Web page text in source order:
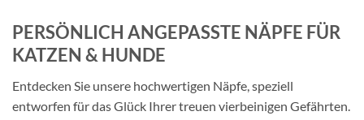
PERSÖNLICH ANGEPASSTE NÄPFE FÜR
KATZEN & HUNDE
Entdecken Sie unsere hochwertigen Näpfe, speziell
entworfen für das Glück Ihrer treuen vierbeinigen Gefährten.